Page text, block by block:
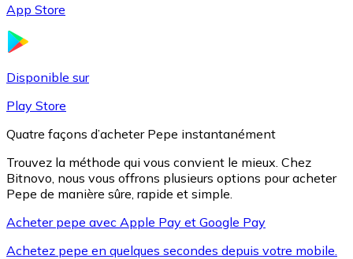
App Store
Disponible sur
Play Store
Quatre façons d’acheter Pepe instantanément
Trouvez la méthode qui vous convient le mieux. Chez
Bitnovo, nous vous offrons plusieurs options pour acheter
Pepe de manière sûre, rapide et simple.
Acheter pepe avec Apple Pay et Google Pay
Achetez pepe en quelques secondes depuis votre mobile.